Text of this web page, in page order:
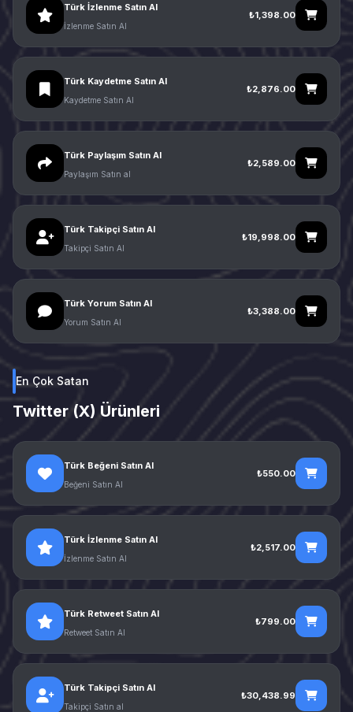
Türk İzlenme Satın Al
İzlenme Satın Al
₺1,398.00
Türk Kaydetme Satın Al
Kaydetme Satın Al
₺2,876.00
Türk Paylaşım Satın Al
Paylaşım Satın al
₺2,589.00
Türk Takipçi Satın Al
Takipçi Satın Al
₺19,998.00
Türk Yorum Satın Al
Yorum Satın Al
₺3,388.00
En Çok Satan
Twitter (X) Ürünleri
Türk Beğeni Satın Al
Beğeni Satın Al
₺550.00
Türk İzlenme Satın Al
İzlenme Satın Al
₺2,517.00
Türk Retweet Satın Al
Retweet Satın Al
₺799.00
Türk Takipçi Satın Al
Takipçi Satın al
₺30,438.99